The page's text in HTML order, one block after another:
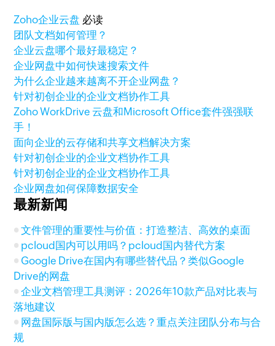
Zoho企业云盘 必读
团队文档如何管理？
企业云盘哪个最好最稳定？
企业网盘中如何快速搜索文件
为什么企业越来越离不开企业网盘？
针对初创企业的企业文档协作工具
Zoho WorkDrive 云盘和Microsoft Office套件强强联
手！
面向企业的云存储和共享文档解决方案
针对初创企业的企业文档协作工具
针对初创企业的企业文档协作工具
企业网盘如何保障数据安全
最新新闻
文件管理的重要性与价值：打造整洁、高效的桌面
pcloud国内可以用吗？pcloud国内替代方案
Google Drive在国内有哪些替代品？类似Google
Drive的网盘
企业文档管理工具测评：2026年10款产品对比表与
落地建议
网盘国际版与国内版怎么选？重点关注团队分布与合
规